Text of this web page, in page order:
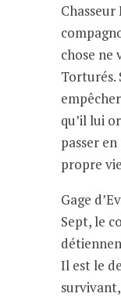
chose ne
Torturés.
qu’il lui
passer
propre
Gage
Sept, le
Il est le